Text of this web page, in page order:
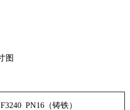
F3240 PN16 （铸铁）